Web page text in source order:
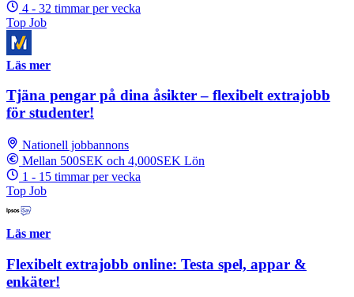
4 - 32 timmar per vecka
Top Job
Läs mer
Tjäna pengar på dina åsikter – flexibelt extrajobb
för studenter!
Nationell jobbannons
Mellan 500SEK och 4,000SEK Lön
1 - 15 timmar per vecka
Top Job
Läs mer
Flexibelt extrajobb online: Testa spel, appar &
enkäter!